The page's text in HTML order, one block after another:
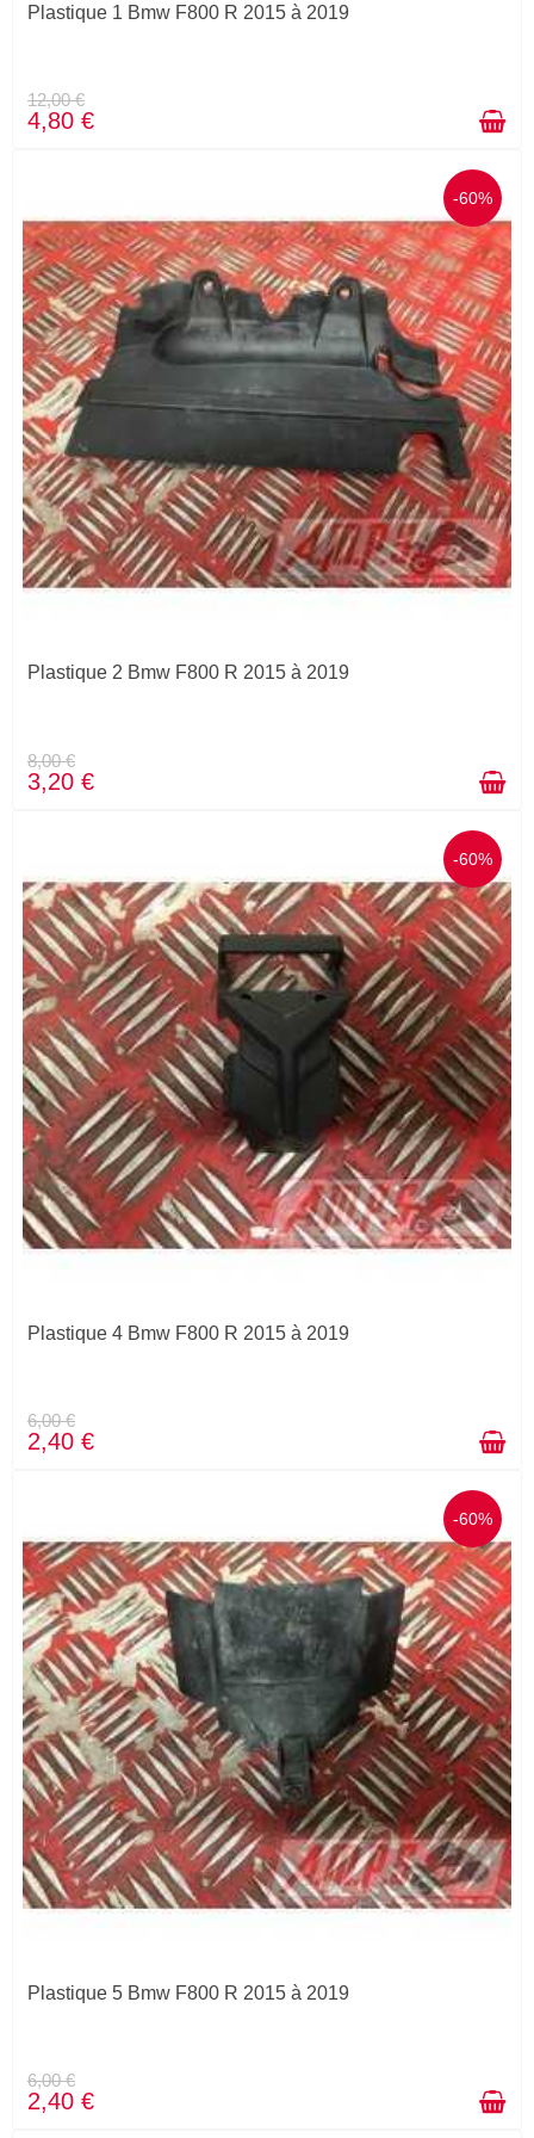
Plastique 1 Bmw F800 R 2015 à 2019
12,00 €
4,80 €
-60%
Plastique 2 Bmw F800 R 2015 à 2019
8,00 €
3,20 €
-60%
Plastique 4 Bmw F800 R 2015 à 2019
6,00 €
2,40 €
-60%
Plastique 5 Bmw F800 R 2015 à 2019
6,00 €
2,40 €